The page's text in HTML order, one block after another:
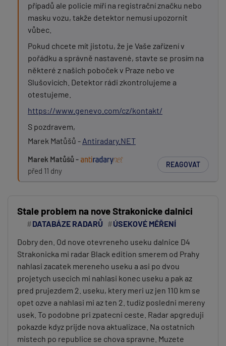
PŘIDAT PŘÍSPĚVEK
případů ale policie míří na registrační značku nebo
masku vozu, takže detektor nemusí upozornit
vůbec.
Pokud chcete mít jistotu, že je Vaše zařízení v
pořádku a správně nastavené, stavte se prosím na
některé z našich poboček v Praze nebo ve
Slušovicích. Detektor rádi zkontrolujeme a
otestujeme.
https://www.genevo.com/cz/kontakt/
S pozdravem,
Marek Matůšů - Antiradary.NET
Marek Matůšů -
před 11 dny
REAGOVAT
Stale problem na nove Strakonicke dalnici
DATABÁZE RADARŮ
ÚSEKOVÉ MĚŘENÍ
Dobry den. Od nove otevreneho useku dalnice D4
Strakonicka mi radar Black edition smerem od Prahy
nahlasi zacatek mereneho useku a asi po dvou
projetych usecich mi nahlasi konec useku a pak az
pred prujezdem 2. useku, ktery meri uz jen 110 km se
opet ozve a nahlasi mi az ten 2. tudiz posledni mereny
usek. To podobne pri zpatecni ceste. Radar apgreduji
pokazde kdyz prijde nova aktualizace. Na ostatnich
mistech po republice se chova spravne. Muzete